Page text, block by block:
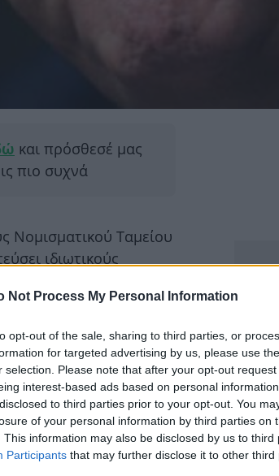
Not Process My Personal Information
opt-out of the sale, sharing to third parties, or
for targeted advertising by us, please use
selection. Please note that after your opt-out
interest-based ads based on personal
to third parties prior to your opt-out. You
of your personal information by third parties on
This information may also be disclosed by us to third
Participants that may further disclose it to other third
και πρόσθεσέ μας
πιο συχνά
Νομισματικού Ταμείου
ιδιωτικούς
να ερευνούν τη
για απόπειρα
την αξιοπιστία
αθωώσουν, σύμφωνα με
Times, ο Στρος-Καν
Solutions, που
πληροφοριών.